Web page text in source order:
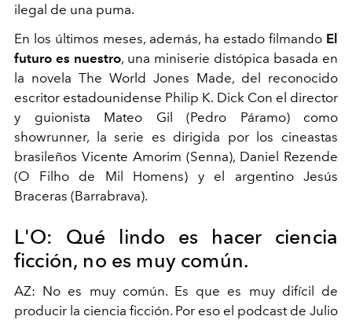
ilegal de una puma.
En los últimos meses, además, ha estado filmando El
futuro es nuestro, una miniserie distópica basada en
la novela The World Jones Made, del reconocido
escritor estadounidense Philip K. Dick Con el director
y guionista Mateo Gil (Pedro Páramo) como
showrunner, la serie es dirigida por los cineastas
brasileños Vicente Amorim (Senna), Daniel Rezende
(O Filho de Mil Homens) y el argentino Jesús
Braceras (Barrabrava).
L'O: Qué lindo es hacer ciencia
ficción, no es muy común.
AZ: No es muy común. Es que es muy difícil de
producir la ciencia ficción. Por eso el podcast de Julio